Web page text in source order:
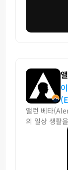
앨런 베타
의 일상 생활